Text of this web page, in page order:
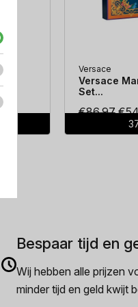
Versace
Versace
Set...
€86.97
prijs
€
Bespaar tijd en
Wij hebben alle prijzen
minder tijd en geld kwijt